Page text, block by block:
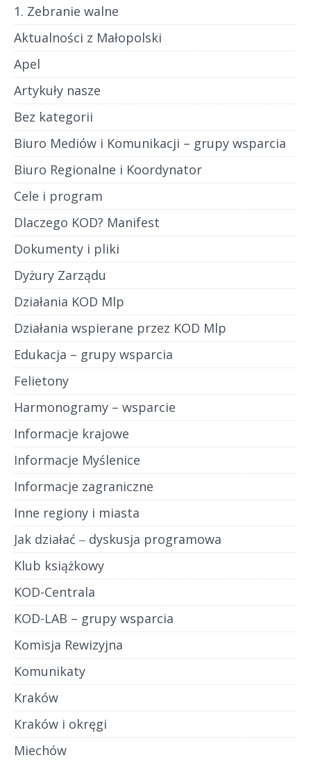
1. Zebranie walne
Aktualności z Małopolski
Apel
Artykuły nasze
Bez kategorii
Biuro Mediów i Komunikacji – grupy wsparcia
Biuro Regionalne i Koordynator
Cele i program
Dlaczego KOD? Manifest
Dokumenty i pliki
Dyżury Zarządu
Działania KOD Mlp
Działania wspierane przez KOD Mlp
Edukacja – grupy wsparcia
Felietony
Harmonogramy – wsparcie
Informacje krajowe
Informacje Myślenice
Informacje zagraniczne
Inne regiony i miasta
Jak działać ‒ dyskusja programowa
Klub książkowy
KOD-Centrala
KOD-LAB – grupy wsparcia
Komisja Rewizyjna
Komunikaty
Kraków
Kraków i okręgi
Miechów